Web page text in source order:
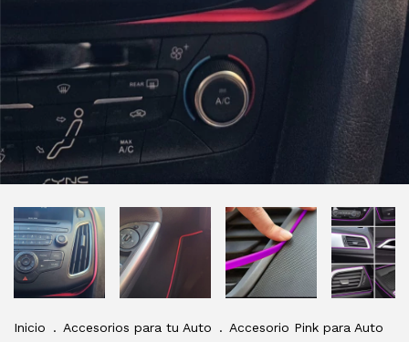
Inicio . Accesorios para tu Auto . Accesorio Pink para Auto